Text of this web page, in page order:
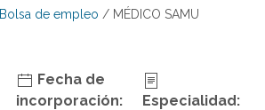
Bolsa de empleo / MÉDICO SAMU
Fecha de
incorporación:
Especialidad: